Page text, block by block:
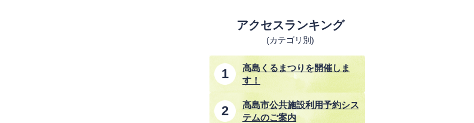
アクセスランキング
(カテゴリ別)
高島くるまつりを開催しま
す！
高島市公共施設利用予約シス
テムのご案内